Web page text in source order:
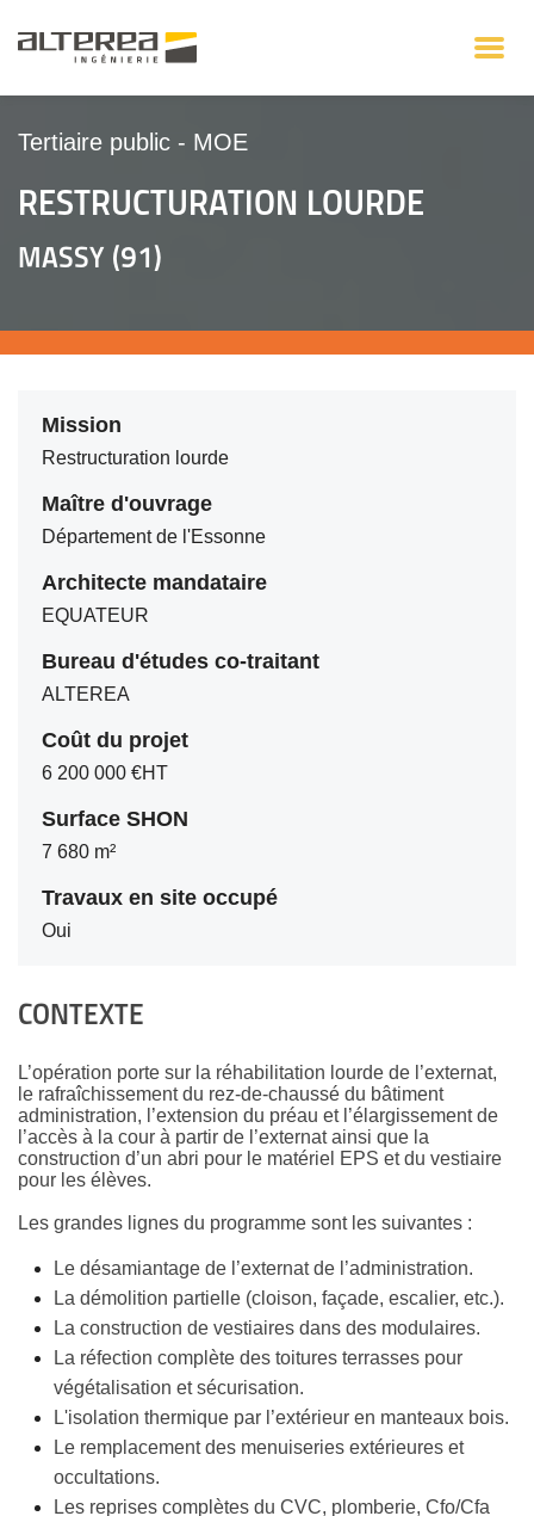
Tertiaire public - MOE
RESTRUCTURATION LOURDE
MASSY (91)
Mission
Restructuration lourde
Maître d'ouvrage
Département de l'Essonne
Architecte mandataire
EQUATEUR
Bureau d'études co-traitant
ALTEREA
Coût du projet
6 200 000 €HT
Surface SHON
7 680 m²
Travaux en site occupé
Oui
CONTEXTE
L’opération porte sur la réhabilitation lourde de l’externat,
le rafraîchissement du rez-de-chaussé du bâtiment
administration, l’extension du préau et l’élargissement de
l’accès à la cour à partir de l’externat ainsi que la
construction d’un abri pour le matériel EPS et du vestiaire
pour les élèves.
Les grandes lignes du programme sont les suivantes :
Le désamiantage de l’externat de l’administration.
La démolition partielle (cloison, façade, escalier, etc.).
La construction de vestiaires dans des modulaires.
La réfection complète des toitures terrasses pour
végétalisation et sécurisation.
L'isolation thermique par l’extérieur en manteaux bois.
Le remplacement des menuiseries extérieures et
occultations.
Les reprises complètes du CVC, plomberie, Cfo/Cfa